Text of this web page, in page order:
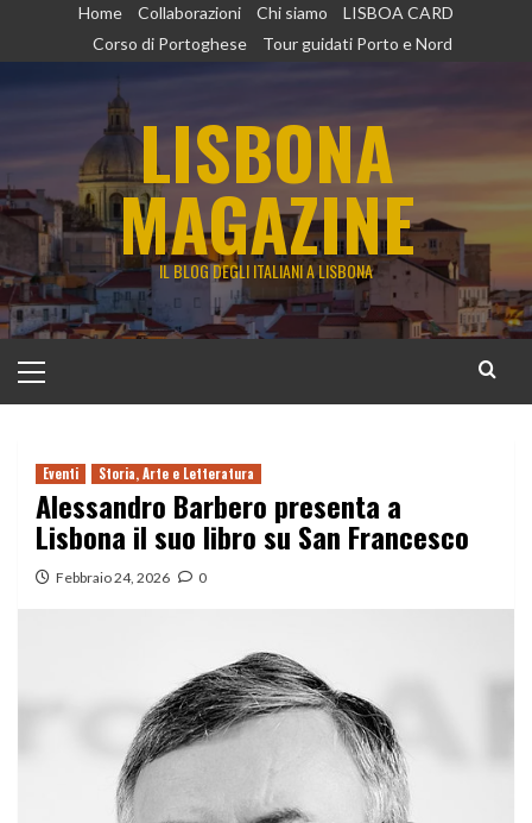
Home Collaborazioni Chi siamo
LISBOA CARD
Corso di Portoghese
Tour guidati Porto e Nord
LISBONA
MAGAZINE
IL BLOG DEGLI ITALIANI A LISBONA
principale
Eventi Storia, Arte e Letteratura
Alessandro Barbero presenta a
Lisbona il suo libro su San Francesco
Febbraio 24, 2026 0